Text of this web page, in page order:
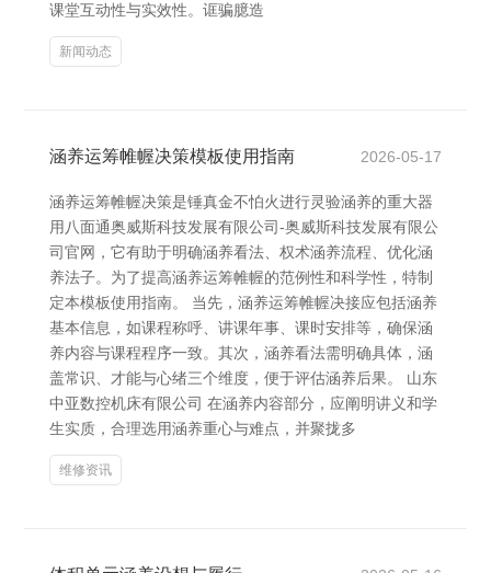
课堂互动性与实效性。诓骗臆造
新闻动态
涵养运筹帷幄决策模板使用指南 2026-05-17
涵养运筹帷幄决策是锤真金不怕火进行灵验涵养的重大器
用八面通奥威斯科技发展有限公司-奥威斯科技发展有限公
司官网，它有助于明确涵养看法、权术涵养流程、优化涵
养法子。为了提高涵养运筹帷幄的范例性和科学性，特制
定本模板使用指南。 当先，涵养运筹帷幄决接应包括涵养
基本信息，如课程称呼、讲课年事、课时安排等，确保涵
养内容与课程程序一致。其次，涵养看法需明确具体，涵
盖常识、才能与心绪三个维度，便于评估涵养后果。 山东
中亚数控机床有限公司 在涵养内容部分，应阐明讲义和学
生实质，合理选用涵养重心与难点，并聚拢多
维修资讯